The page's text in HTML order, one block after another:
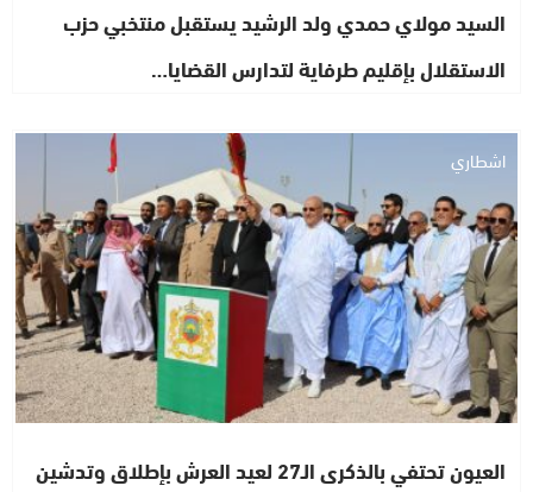
السيد مولاي حمدي ولد الرشيد يستقبل منتخبي حزب
الاستقلال بإقليم طرفاية لتدارس القضايا…
اشطاري
العيون تحتفي بالذكرى الـ27 لعيد العرش بإطلاق وتدشين